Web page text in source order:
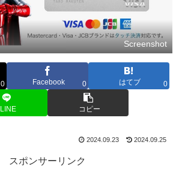
Screenshot
0 Facebook 0 はてブ 0
LINE コピー
2024.09.23 2024.09.25
スポンサーリンク